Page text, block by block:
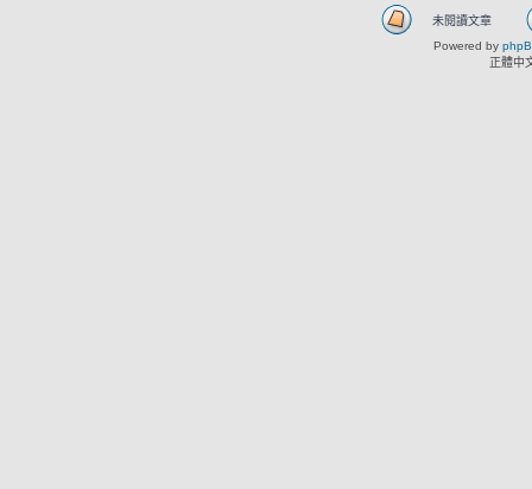
未閱讀文章
Powered by
正體中